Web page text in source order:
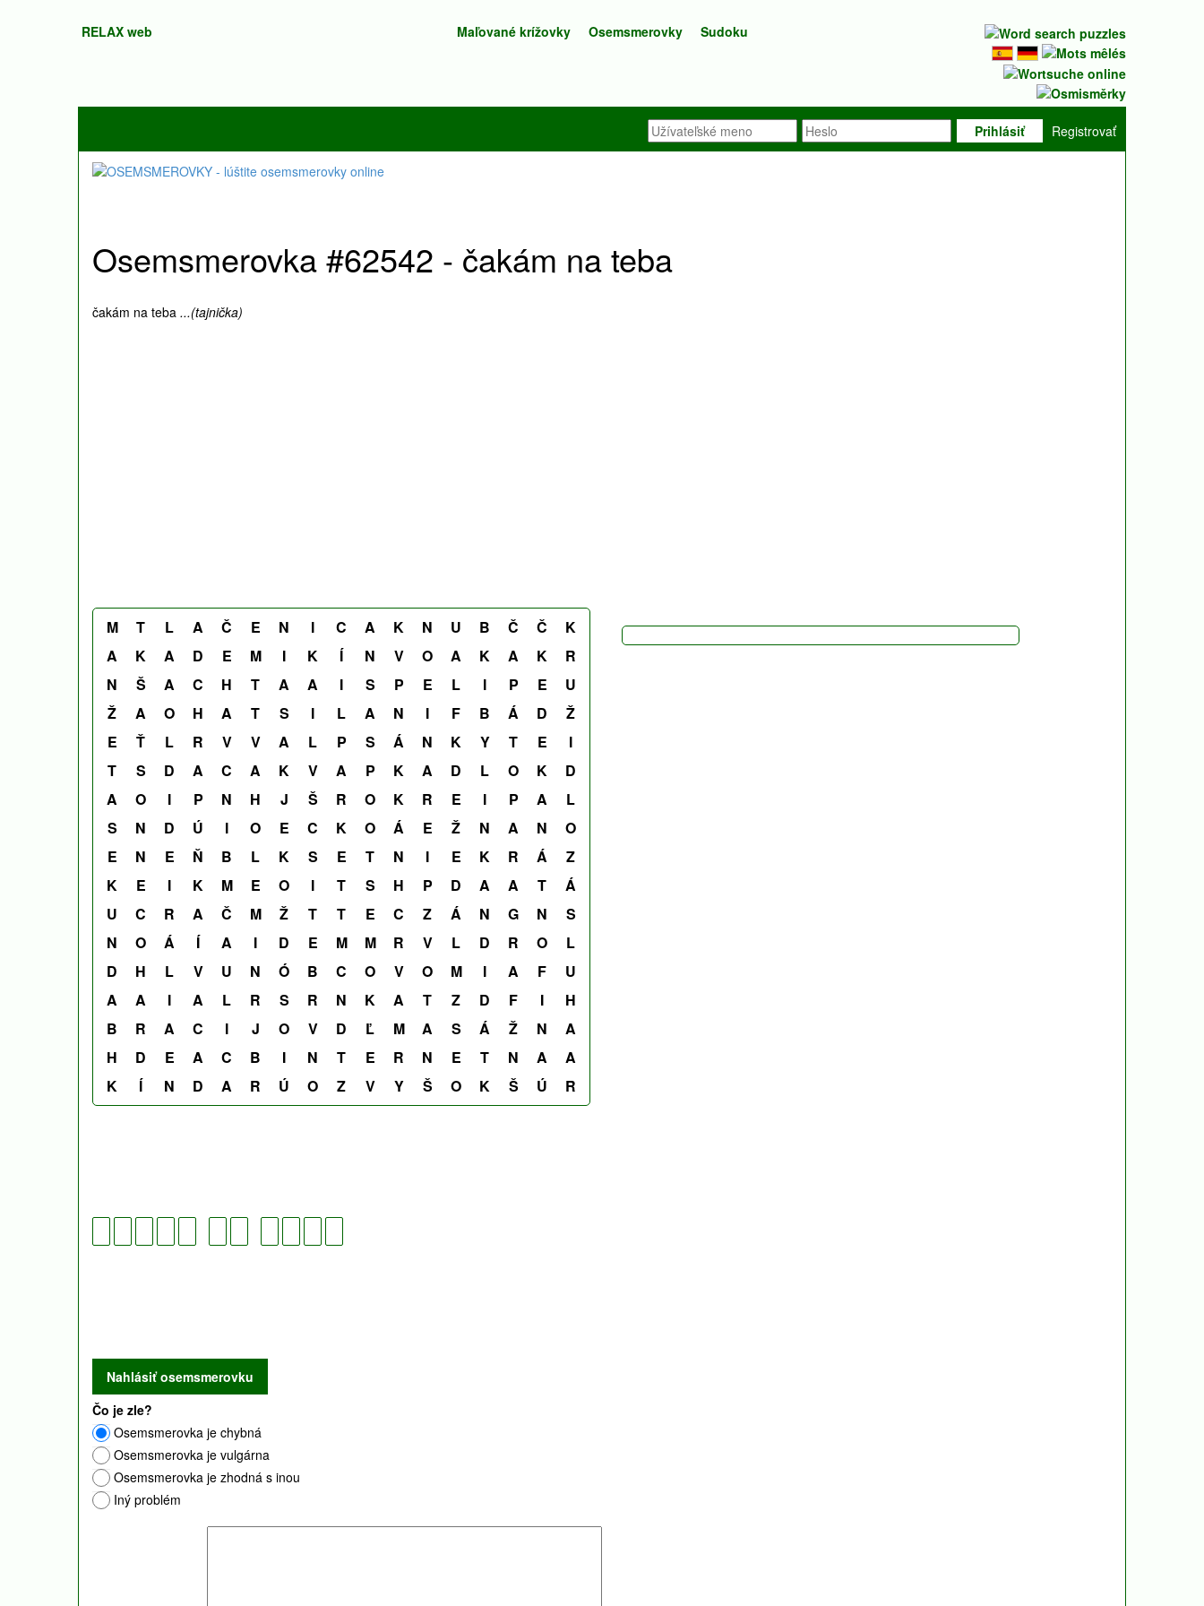
RELAX web Maľované krížovky Osemsmerovky Sudoku
Prihlásiť Registrovať
Osemsmerovka #62542 - čakám na teba
čakám na teba ...(tajnička)
M T L A Č E N I C A K N U B Č Č
K
A
K A D E M I K Í N V O A K A K
R
N
Š A C H T A A I S P E L I P E
U
Ž
A O H A T S I L A N I F B Á D
Ž
E
Ť L R V V A L P S Á N K Y T E
I
T
S D A C A K V A P K A D L O K
D
A
O I P N H J Š R O K R E I P A
L
S
N D Ú I O E C K O Á E Ž N A N
O
E
N E Ň B L K S E T N I E K R Á
Z
K
E I K M E O I T S H P D A A T
Á
U
C R A Č M Ž T T E C Z Á N G N
S
N
O Á Í A I D E M M R V L D R O
L
D
H L V U N Ó B C O V O M I A F
U
A
A I A L R S R N K A T Z D F I
H
B
R A C I J O V D Ľ M A S Á Ž N
A
H
D E A C B I N T E R N E T N A
A
K
Í N D A R Ú O Z V Y Š O K Š Ú R
Čo je zle?
Osemsmerovka je chybná
Osemsmerovka je vulgárna
Osemsmerovka je zhodná s inou
Iný problém